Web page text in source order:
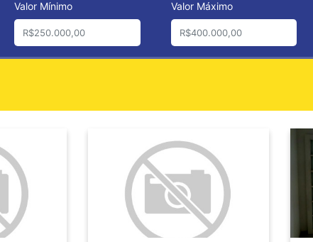
Valor Mínimo Valor Máximo